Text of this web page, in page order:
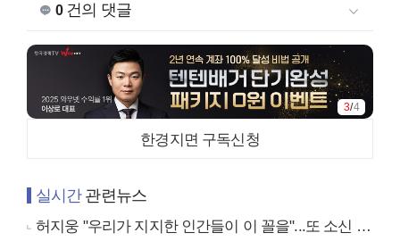
0건의 댓글
3/4
한경지면 구독신청
실시간관련뉴스
허지웅 "우리가 지지한 인간들이 이 꼴을"...또 소신 발언